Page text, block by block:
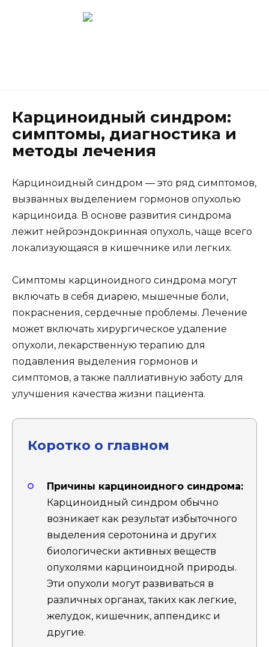
Карциноидный синдром:
симптомы, диагностика и
методы лечения
Карциноидный синдром — это ряд симптомов,
вызванных выделением гормонов опухолью
карциноида. В основе развития синдрома
лежит нейроэндокринная опухоль, чаще всего
локализующаяся в кишечнике или легких.
Симптомы карциноидного синдрома могут
включать в себя диарею, мышечные боли,
покраснения, сердечные проблемы. Лечение
может включать хирургическое удаление
опухоли, лекарственную терапию для
подавления выделения гормонов и
симптомов, а также паллиативную заботу для
улучшения качества жизни пациента.
Коротко о главном
Причины карциноидного синдрома:
Карциноидный синдром обычно
возникает как результат избыточного
выделения серотонина и других
биологически активных веществ
опухолями карциноидной природы.
Эти опухоли могут развиваться в
различных органах, таких как легкие,
желудок, кишечник, аппендикс и
другие.